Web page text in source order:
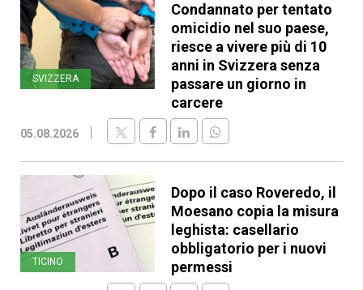
SVIZZERA
Condannato per tentato
omicidio nel suo paese,
riesce a vivere più di 10
anni in Svizzera senza
passare un giorno in
carcere
05.08.2026
TICINO
Dopo il caso Roveredo, il
Moesano copia la misura
leghista: casellario
obbligatorio per i nuovi
permessi